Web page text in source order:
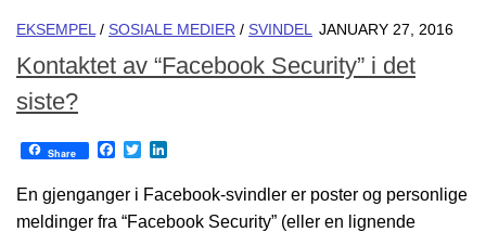
EKSEMPEL/ SOSIALE MEDIER / SVINDEL JANUARY 27, 2016
Kontaktet av “Facebook Security” i det
siste?
Share Facebook
Twitter
En gjenganger i Facebook-svindler er poster og personlige
meldinger fra “Facebook Security” (eller en lignende